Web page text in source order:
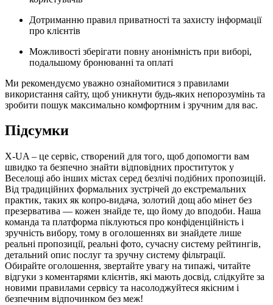
Дотриманню правил приватності та захисту інформації
про клієнтів
Можливості зберігати повну анонімність при виборі,
подальшому бронюванні та оплаті
Ми рекомендуємо уважно ознайомитися з правилами
використання сайту, щоб уникнути будь-яких непорозумінь та
зробити пошук максимально комфортним і зручним для вас.
Підсумки
X-UA – це сервіс, створений для того, щоб допомогти вам
швидко та безпечно знайти відповідних проституток у
Веселощі або інших містах серед безлічі подібних пропозицій.
Від традиційних формальних зустрічей до екстремальних
практик, таких як копро-видача, золотий дощ або мінет без
презерватива — кожен знайде те, що йому до вподоби. Наша
команда та платформа піклуються про конфіденційність і
зручність вибору, тому в оголошеннях ви знайдете лише
реальні пропозиції, реальні фото, сучасну систему рейтингів,
детальний опис послуг та зручну систему фільтрації.
Обирайте оголошення, звертайте увагу на типажі, читайте
відгуки з коментарями клієнтів, які мають досвід, слідкуйте за
новими правилами сервісу та насолоджуйтеся якісним і
безпечним відпочинком без меж!